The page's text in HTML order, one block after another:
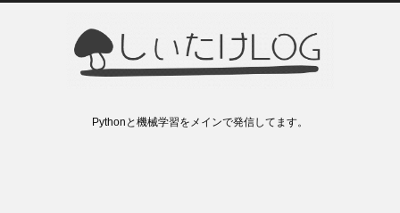
Pythonと機械学習をメインで発信してます。